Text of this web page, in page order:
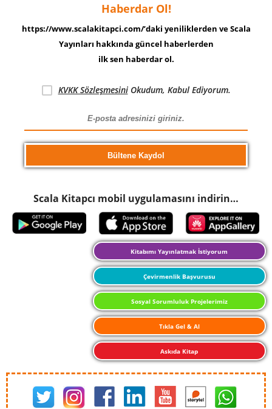
Haberdar Ol!
https://www.scalakitapci.com/’daki yeniliklerden ve Scala
Yayınları hakkında güncel haberlerden
ilk sen haberdar ol.
KVKK SözleşmesiniOkudum, Kabul Ediyorum.
Scala Kitapcı mobil uygulamasını indirin…
Kitabımı Yayınlatmak İstiyorum
Çevirmenlik Başvurusu
Sosyal Sorumluluk Projelerimiz
Tıkla Gel & Al
Askıda Kitap